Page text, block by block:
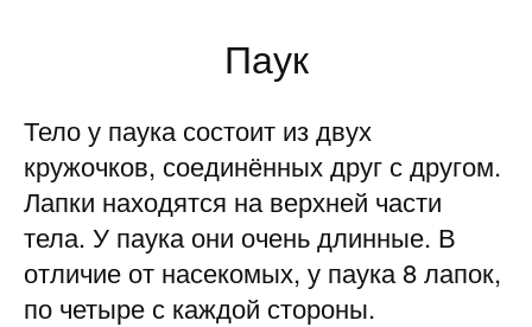
Паук
Тело у паука состоит из двух
кружочков, соединённых друг с другом.
Лапки находятся на верхней части
тела. У паука они очень длинные. В
отличие от насекомых, у паука 8 лапок,
по четыре с каждой стороны.